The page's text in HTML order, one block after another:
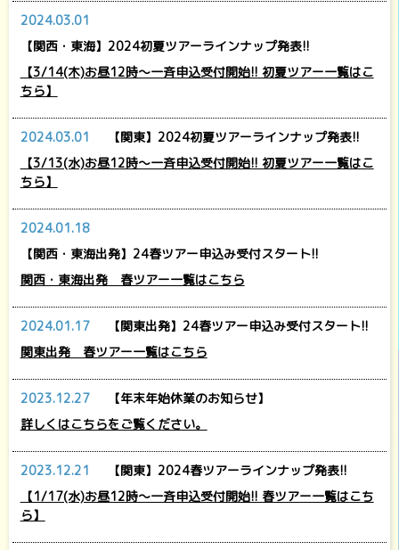
2024.03.01
【関西・東海】2024初夏ツアーラインナップ発表!!
【3/14(木)お昼12時～一斉申込受付開始!! 初夏ツアー一覧はこ
ちら】
2024.03.01
【関東】2024初夏ツアーラインナップ発表!!
【3/13(水)お昼12時～一斉申込受付開始!! 初夏ツアー一覧はこ
ちら】
2024.01.18
【関西・東海出発】24春ツアー申込み受付スタート!!
関西・東海出発 春ツアー一覧はこちら
2024.01.17
【関東出発】24春ツアー申込み受付スタート!!
関東出発 春ツアー一覧はこちら
2023.12.27
【年末年始休業のお知らせ】
詳しくはこちらをご覧ください。
2023.12.21
【関東】2024春ツアーラインナップ発表!!
【1/17(水)お昼12時～一斉申込受付開始!! 春ツアー一覧はこち
ら】